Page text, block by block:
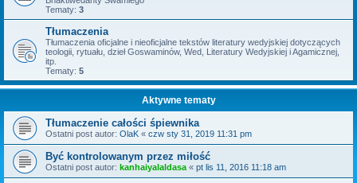
Tematy: 3
Tłumaczenia
Tłumaczenia oficjalne i nieoficjalne tekstów literatury wedyjskiej dotyczących
teologii, rytuału, dzieł Goswaminów, Wed, Literatury Wedyjskiej i Agamicznej,
itp.
Tematy: 5
Aktywne tematy
Tłumaczenie całości śpiewnika
Ostatni post autor: OlaK « czw sty 31, 2019 11:31 pm
Być kontrolowanym przez miłość
Ostatni post autor: kanhaiyalaldasa « pt lis 11, 2016 11:18 am